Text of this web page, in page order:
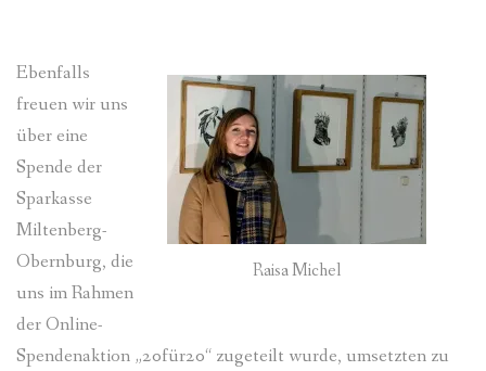
Raisa Michel
Ebenfalls
freuen wir uns
über eine
Spende der
Sparkasse
Miltenberg-
Obernburg, die
uns im Rahmen
der Online-
Spendenaktion „20für20“ zugeteilt wurde, umsetzten zu